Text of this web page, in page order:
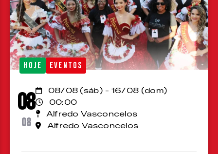
HOJE EVENTOS
08
08
08/08 (sáb) - 16/08 (dom)
00:00
Alfredo Vasconcelos
Alfredo Vasconcelos